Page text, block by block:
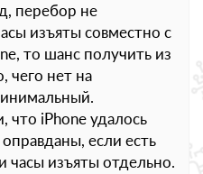
перебор не
изъяты совместно с
то шанс получить из
чего нет на
что iPhone удалось
если есть
часы изъяты отдельно.